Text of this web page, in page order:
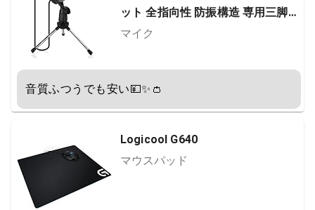
ット 全指向性 防振構造 専用三脚
マイクショックマウント マイクス
BE ゲーム実況 Windows/Mac対応
マイク
音質ふつうでも安い💴✨👛
Logicool G640
マウスパッド